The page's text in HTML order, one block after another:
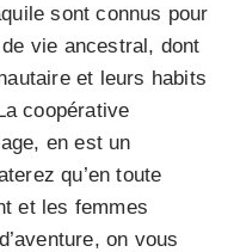
sont connus pour
vie ancestral, dont
et leurs habits
coopérative
en est un
qu’en toute
et les femmes
on vous